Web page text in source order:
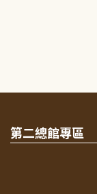
第二總館專區